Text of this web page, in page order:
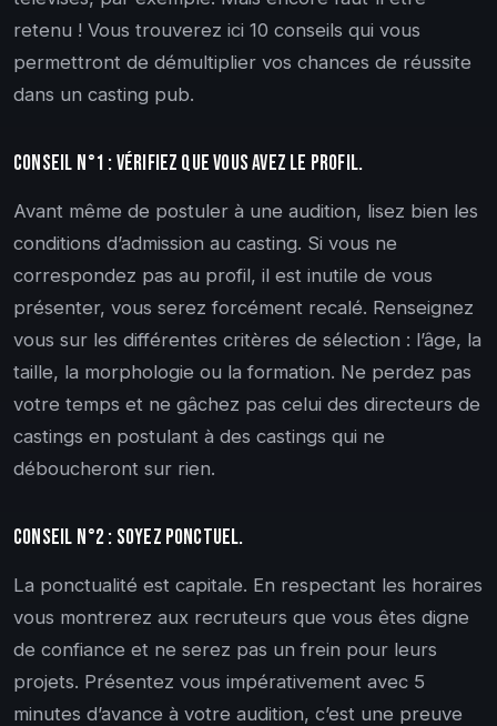
retenu ! Vous trouverez ici 10 conseils qui vous
permettront de démultiplier vos chances de réussite
dans un casting pub.
Conseil n°1 : Vérifiez que vous avez le profil.
Avant même de postuler à une audition, lisez bien les
conditions d’admission au casting. Si vous ne
correspondez pas au profil, il est inutile de vous
présenter, vous serez forcément recalé. Renseignez
vous sur les différentes critères de sélection : l’âge, la
taille, la morphologie ou la formation. Ne perdez pas
votre temps et ne gâchez pas celui des directeurs de
castings en postulant à des castings qui ne
déboucheront sur rien.
Conseil n°2 : Soyez ponctuel.
La ponctualité est capitale. En respectant les horaires
vous montrerez aux recruteurs que vous êtes digne
de confiance et ne serez pas un frein pour leurs
projets. Présentez vous impérativement avec 5
minutes d’avance à votre audition, c’est une preuve